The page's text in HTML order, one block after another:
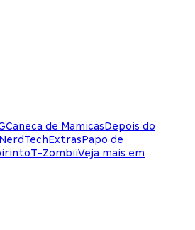
Caneca de MamicasDepois do
NerdTechExtrasPapo de
T-ZombiiVeja mais em